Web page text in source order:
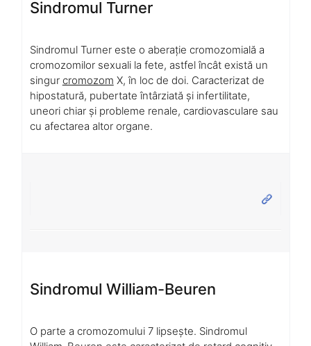
Sindromul Turner
Sindromul Turner este o aberație cromozomială a
cromozomilor sexuali la fete, astfel încât există un
singur cromozom X, în loc de doi. Caracterizat de
hipostatură, pubertate întârziată și infertilitate,
uneori chiar și probleme renale, cardiovasculare sau
cu afectarea altor organe.
Sindromul William-Beuren
O parte a cromozomului 7 lipsește. Sindromul